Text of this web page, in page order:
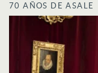
70 AÑOS DE ASALE